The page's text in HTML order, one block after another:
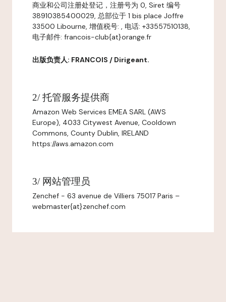
商业和公司注册处登记，注册号为 0, Siret 编号
38910385400029, 总部位于 1 bis place Joffre
33500 Libourne, 增值税号: , 电话: +33557510138,
电子邮件: francois-club{at}orange.fr
出版负责人: FRANCOIS / Dirigeant.
2/ 托管服务提供商
Amazon Web Services EMEA SARL (AWS
Europe), 4033 Citywest Avenue, Cooldown
Commons, County Dublin, IRELAND
https://aws.amazon.com
3/ 网站管理员
Zenchef - 63 avenue de Villiers 75017 Paris –
webmaster{at}zenchef.com